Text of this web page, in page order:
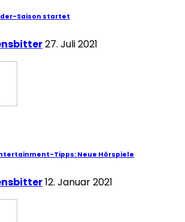
Saison startet
27. Juli 2021
Tipps: Neue Hörspiele
12. Januar 2021